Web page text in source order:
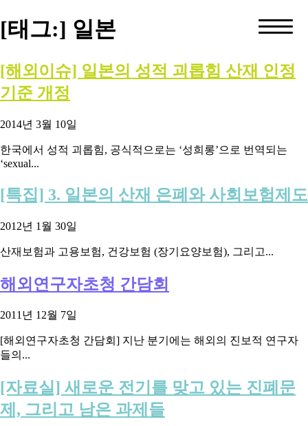
[태그:] 일본
[해외이슈] 일본의 성적 괴롭힘 산재 인정
기준 개정
2014년 3월 10일
한국에서 성적 괴롭힘, 공식적으로는 ‘성희롱’으로 번역되는
‘sexual...
[특집] 3. 일본의 산재 은폐와 사회보험제도
2012년 1월 30일
산재보험과 고용보험, 건강보험 (장기요양보험), 그리고...
해외연구자초청 간담회
2011년 12월 7일
[해외연구자초청 간담회] 지난 분기에는 해외의 진보적 연구자
들의...
[자료실] 새로운 전기를 맞고 있는 진폐문
제, 그리고 남은 과제들